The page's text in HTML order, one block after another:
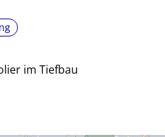
im Tiefbau